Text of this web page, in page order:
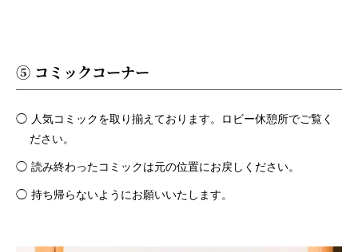
⑤ コミックコーナー
人気コミックを取り揃えております。ロビー休憩所でご覧く
ださい。
読み終わったコミックは元の位置にお戻しください。
持ち帰らないようにお願いいたします。